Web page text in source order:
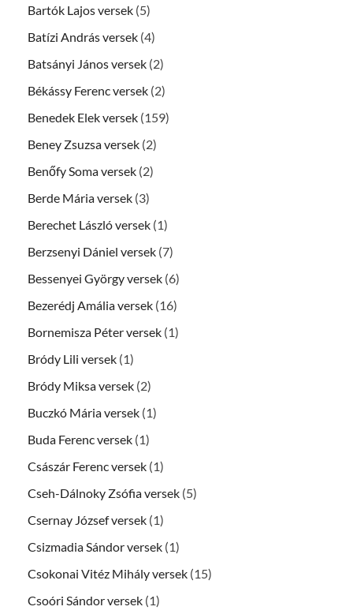
Bartók Lajos versek (5)
Batízi András versek (4)
Batsányi János versek (2)
Békássy Ferenc versek (2)
Benedek Elek versek (159)
Beney Zsuzsa versek (2)
Benőfy Soma versek (2)
Berde Mária versek (3)
Berechet László versek (1)
Berzsenyi Dániel versek (7)
Bessenyei György versek (6)
Bezerédj Amália versek (16)
Bornemisza Péter versek (1)
Bródy Lili versek (1)
Bródy Miksa versek (2)
Buczkó Mária versek (1)
Buda Ferenc versek (1)
Császár Ferenc versek (1)
Cseh-Dálnoky Zsófia versek (5)
Csernay József versek (1)
Csizmadia Sándor versek (1)
Csokonai Vitéz Mihály versek (15)
Csoóri Sándor versek (1)